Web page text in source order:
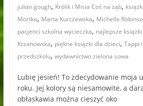
julian gough, Królik i Misia Coś na ząb,
Mortka, Marta Kurczewska, Michelle
pacjenci szkolna wycieczka, najlepsze
Krzanowska, piękne książki dla dzieci, Tappi
przedszkolu, wydawnictwo zielona sowa
Lubię jesień! To zdecydowanie moja
roku. Jej kolory są niesamowite, a
obłaskawia można cieszyć oko